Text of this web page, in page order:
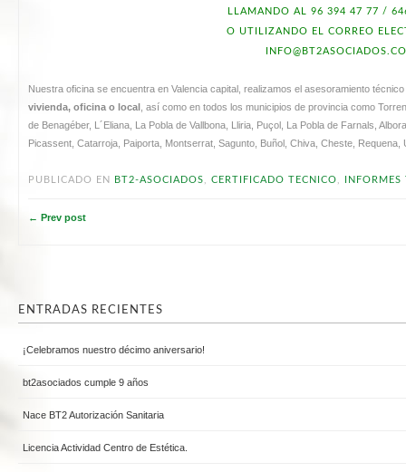
LLAMANDO AL 96 394 47 77 /
O UTILIZANDO EL CORREO
Nuestra oficina se encuentra en Valencia capital, realizamos el asesoramiento
vivienda, oficina o local , así como en todos los municipios de provincia como
de Benagéber, L´Eliana, La Pobla de Vallbona, Lliria, Puçol, La Pobla de Farnals,
Picassent, Catarroja, Paiporta, Montserrat, Sagunto, Buñol, Chiva, Cheste, Requena,
PUBLICADO EN BT2-ASOCIADOS CERTIFICADO TECNICO
← Prev post
ENTRADAS RECIENTES
¡Celebramos nuestro décimo aniversario!
bt2asociados cumple 9 años
Nace BT2 Autorización Sanitaria
Licencia Actividad Centro de Estética.